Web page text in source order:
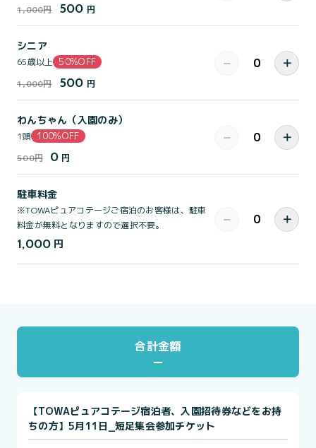
1,000円 500 円
シニア
65歳以上 50%OFF
1,000円 500 円
− ＋
わんちゃん（入園のみ）
1頭 100%OFF
500円 0 円
− ＋
駐車料金
※TOWAピュアコテージご宿泊のお客様は、駐車
料金が無料となりますので選択不要。
1,000 円
− ＋
合計金額
【TOWAピュアコテージ宿泊者、入園招待券などをお持
ちの方】5月11日_短足集会参加チケット